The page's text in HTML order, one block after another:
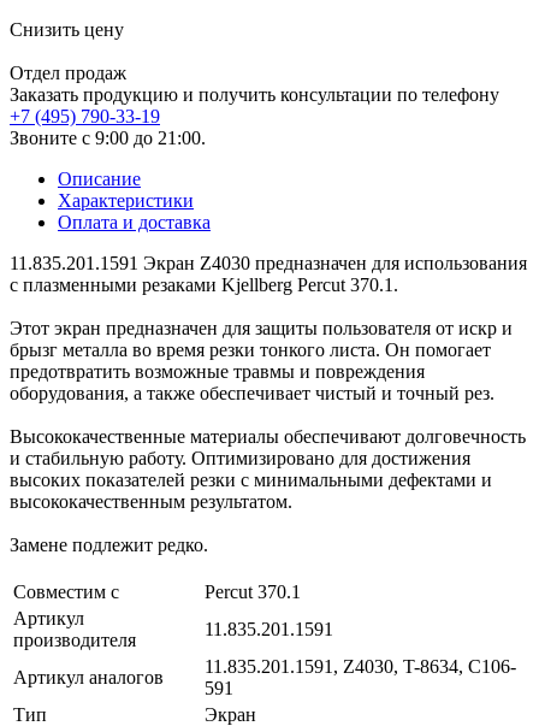
Снизить цену
Отдел продаж
Заказать продукцию и получить консультации по телефону
+7 (495) 790-33-19
Звоните с 9:00 до 21:00.
Описание
Характеристики
Оплата и доставка
11.835.201.1591 Экран Z4030 предназначен для использования
с плазменными резаками Kjellberg Percut 370.1.
Этот экран предназначен для защиты пользователя от искр и
брызг металла во время резки тонкого листа. Он помогает
предотвратить возможные травмы и повреждения
оборудования, а также обеспечивает чистый и точный рез.
Высококачественные материалы обеспечивают долговечность
и стабильную работу. Оптимизировано для достижения
высоких показателей резки с минимальными дефектами и
высококачественным результатом.
Замене подлежит редко.
Совместим с
Percut 370.1
Артикул
производителя
11.835.201.1591
Артикул аналогов
11.835.201.1591, Z4030, T-8634, C106-
591
Тип
Экран